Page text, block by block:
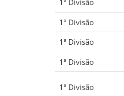
1ª Divisão
1ª Divisão
1ª Divisão
1ª Divisão